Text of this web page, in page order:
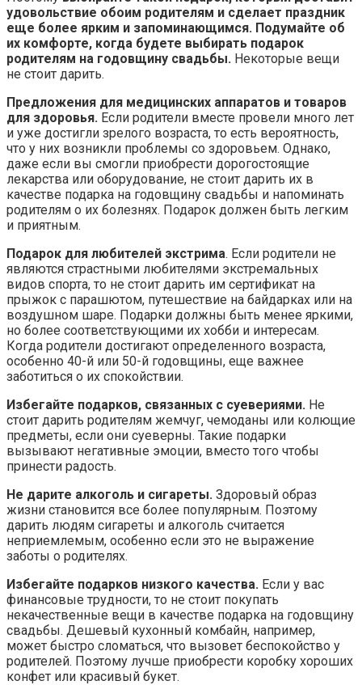
удовольствие обоим родителям и сделает праздник
еще более ярким и запоминающимся. Подумайте об
их комфорте, когда будете выбирать подарок
родителям на годовщину свадьбы. Некоторые вещи
не стоит дарить.
Предложения для медицинских аппаратов и товаров
для здоровья. Если родители вместе провели много лет
и уже достигли зрелого возраста, то есть вероятность,
что у них возникли проблемы со здоровьем. Однако,
даже если вы смогли приобрести дорогостоящие
лекарства или оборудование, не стоит дарить их в
качестве подарка на годовщину свадьбы и напоминать
родителям о их болезнях. Подарок должен быть легким
и приятным.
Подарок для любителей экстрима. Если родители не
являются страстными любителями экстремальных
видов спорта, то не стоит дарить им сертификат на
прыжок с парашютом, путешествие на байдарках или на
воздушном шаре. Подарки должны быть менее яркими,
но более соответствующими их хобби и интересам.
Когда родители достигают определенного возраста,
особенно 40-й или 50-й годовщины, еще важнее
заботиться о их спокойствии.
Избегайте подарков, связанных с суевериями. Не
стоит дарить родителям жемчуг, чемоданы или колющие
предметы, если они суеверны. Такие подарки
вызывают негативные эмоции, вместо того чтобы
принести радость.
Не дарите алкоголь и сигареты. Здоровый образ
жизни становится все более популярным. Поэтому
дарить людям сигареты и алкоголь считается
неприемлемым, особенно если это не выражение
заботы о родителях.
Избегайте подарков низкого качества. Если у вас
финансовые трудности, то не стоит покупать
некачественные вещи в качестве подарка на годовщину
свадьбы. Дешевый кухонный комбайн, например,
может быстро сломаться, что вызовет беспокойство у
родителей. Поэтому лучше приобрести коробку хороших
конфет или красивый букет.